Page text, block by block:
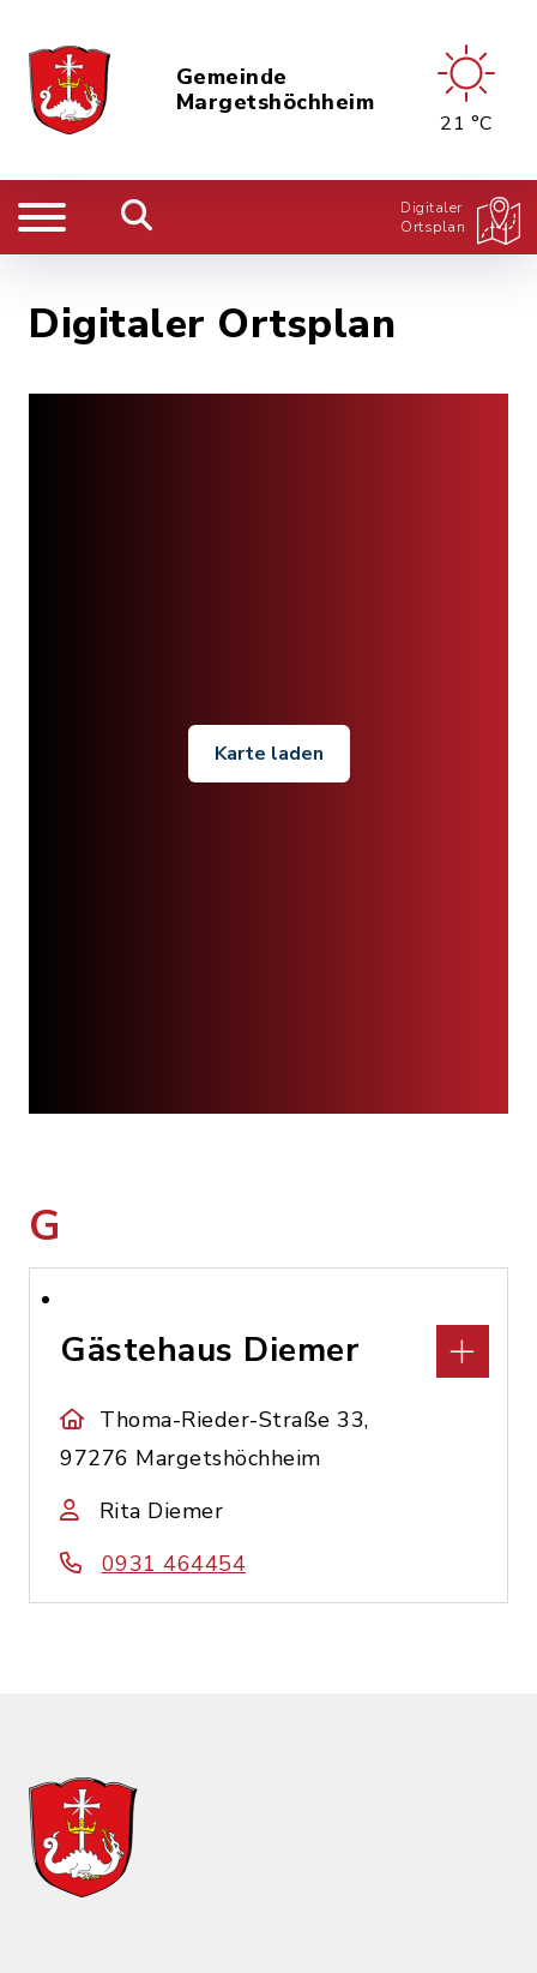
Gemeinde
Margetshöchheim
21 °C
Digitaler
Ortsplan
Digitaler Ortsplan
Karte laden
G
Gästehaus Diemer
Thoma-Rieder-Straße 33,
97276 Margetshöchheim
Rita Diemer
0931 464454